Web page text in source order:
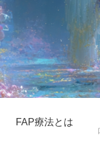
FAP療法とは